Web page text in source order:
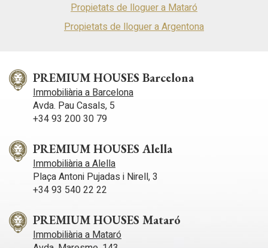
Propietats de lloguer a Mataró
Propietats de lloguer a Argentona
PREMIUM HOUSES Barcelona
Immobiliària a Barcelona
Avda. Pau Casals, 5
+34 93 200 30 79
PREMIUM HOUSES Alella
Immobiliària a Alella
Plaça Antoni Pujadas i Nirell, 3
+34 93 540 22 22
PREMIUM HOUSES Mataró
Immobiliària a Mataró